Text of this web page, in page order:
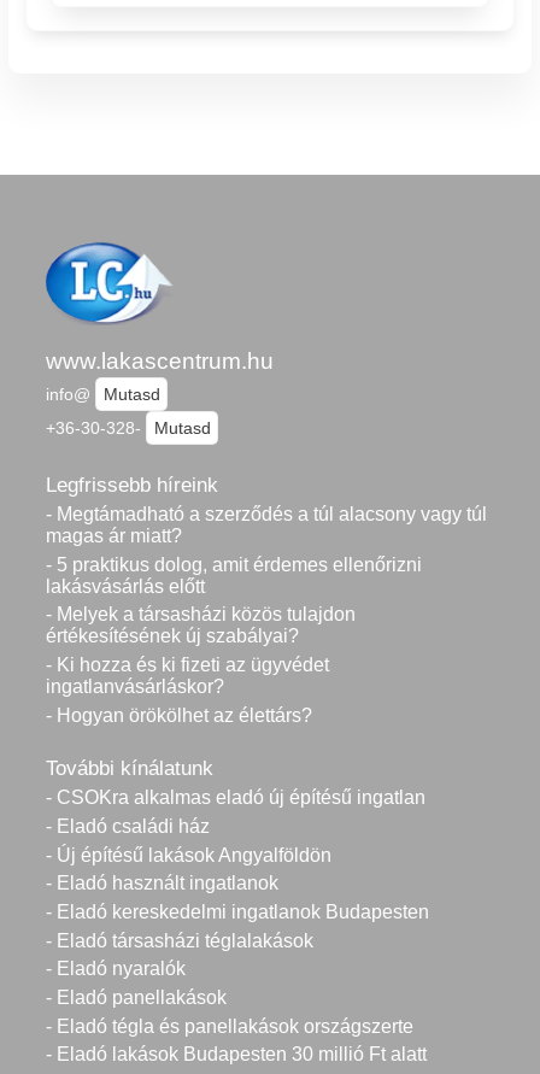
www.lakascentrum.hu
info@
Mutasd
+36-30-328-
Mutasd
Legfrissebb híreink
- Megtámadható a szerződés a túl alacsony vagy túl
magas ár miatt?
- 5 praktikus dolog, amit érdemes ellenőrizni
lakásvásárlás előtt
- Melyek a társasházi közös tulajdon
értékesítésének új szabályai?
- Ki hozza és ki fizeti az ügyvédet
ingatlanvásárláskor?
- Hogyan örökölhet az élettárs?
További kínálatunk
- CSOKra alkalmas eladó új építésű ingatlan
- Eladó családi ház
- Új építésű lakások Angyalföldön
- Eladó használt ingatlanok
- Eladó kereskedelmi ingatlanok Budapesten
- Eladó társasházi téglalakások
- Eladó nyaralók
- Eladó panellakások
- Eladó tégla és panellakások országszerte
- Eladó lakások Budapesten 30 millió Ft alatt